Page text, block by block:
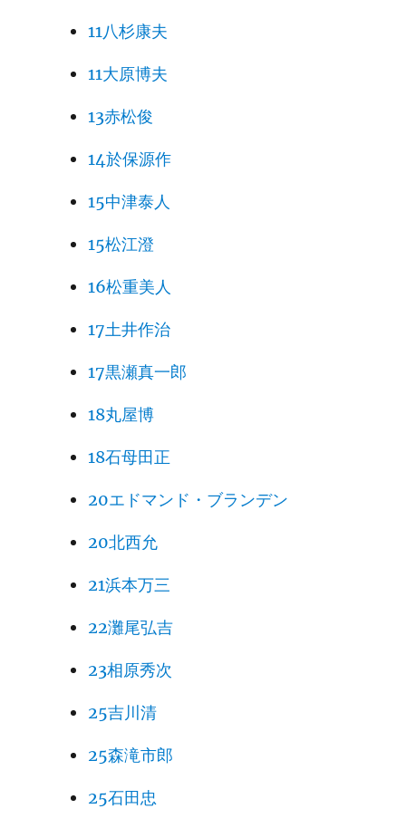
11八杉康夫
11大原博夫
13赤松俊
14於保源作
15中津泰人
15松江澄
16松重美人
17土井作治
17黒瀬真一郎
18丸屋博
18石母田正
20エドマンド・ブランデン
20北西允
21浜本万三
22灘尾弘吉
23相原秀次
25吉川清
25森滝市郎
25石田忠